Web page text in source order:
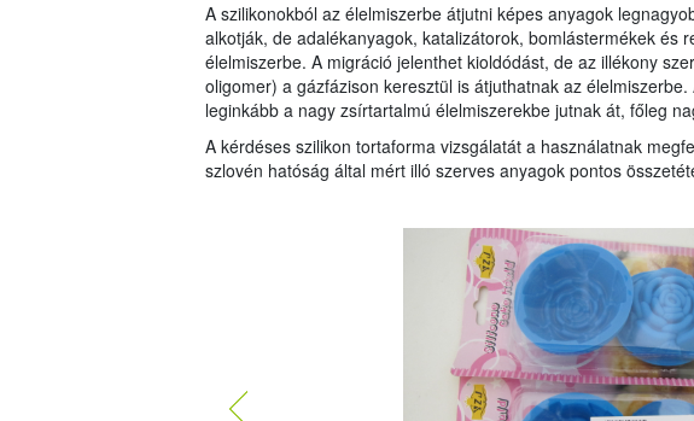
A szilikonokból az élelmiszerbe átjutni képes anyagok
alkotják, de adalékanyagok, katalizátorok, bomlástermékek és
élelmiszerbe. A migráció jelenthet kioldódást, de az illékony
oligomer) a gázfázison keresztül is átjuthatnak az
leginkább a nagy zsírtartalmú élelmiszerekbe jutnak át, főleg
A kérdéses szilikon tortaforma vizsgálatát a használatnak
szlovén hatóság által mért illó szerves anyagok pontos